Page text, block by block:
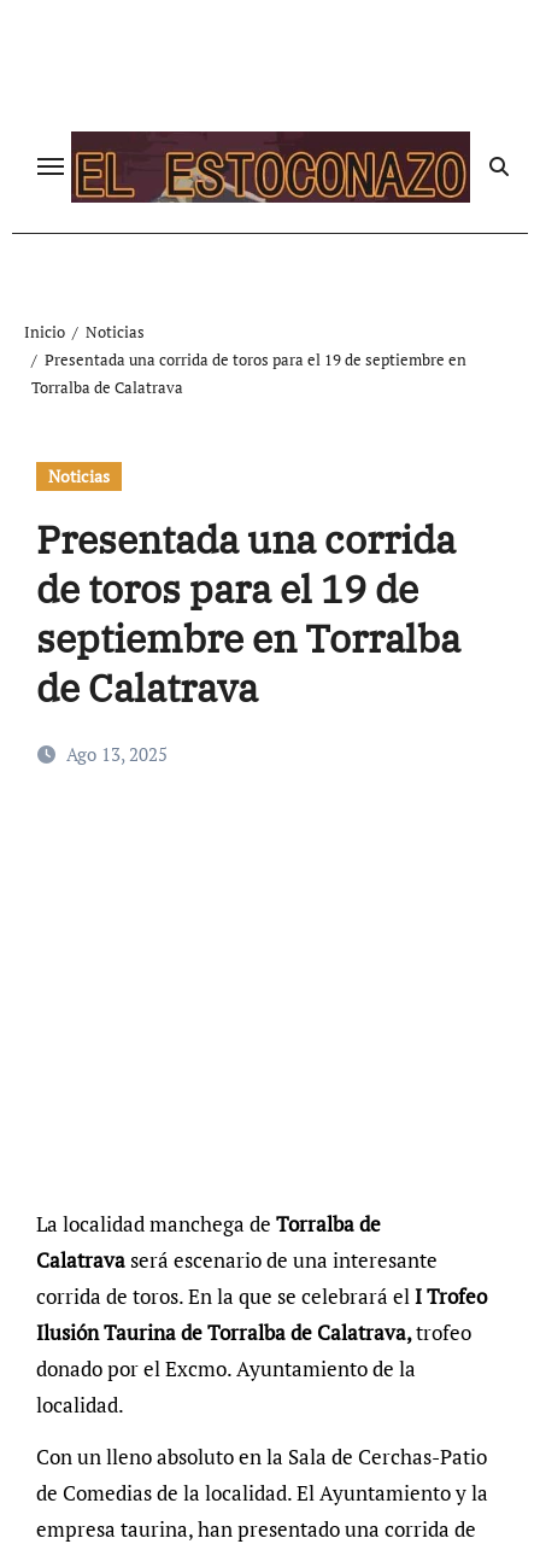
Inicio
Noticias
Presentada una corrida de toros para el 19 de septiembre en
Torralba de Calatrava
Noticias
Presentada una corrida
de toros para el 19 de
septiembre en Torralba
de Calatrava
Ago 13, 2025
La localidad manchega de Torralba de
Calatravaserá escenario de una interesante
corrida de toros. En la que se celebrará elI Trofeo
Ilusión Taurina de Torralba de Calatrava,trofeo
donado por el Excmo. Ayuntamiento de la
localidad.
Con un lleno absoluto en la Sala de Cerchas-Patio
de Comedias de la localidad. El Ayuntamiento y la
empresa taurina, han presentado una corrida de